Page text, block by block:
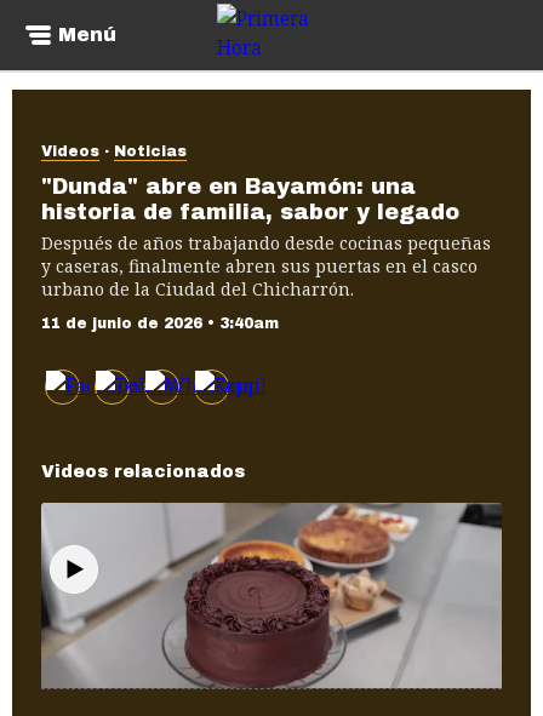
Menú
Videos Noticias
"Dunda" abre en Bayamón: una
historia de familia, sabor y legado
Después de años trabajando desde cocinas pequeñas
y caseras, finalmente abren sus puertas en el casco
urbano de la Ciudad del Chicharrón.
11 de junio de 2026 • 3:40am
Videos relacionados
Puerto Rico
"Dunda" abre en Bayamón: una historia
de familia, sabor y legado